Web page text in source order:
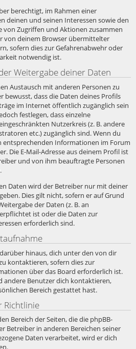
berechtigt, im Rahmen einer
deinen und seinen Interessen sowie den
von Zugriffen und Aktionen zusammen
von deinem Browser übermittelter
sofern dies zur Gefahrenabwehr oder
notwendig ist.
Weitergabe deiner Daten
Austausch mit anderen Personen zu
bewusst, dass die Daten deines Profils
im Internet öffentlich zugänglich sein
festlegen, dass einzelne
Nutzerkreis (z. B. andere
etc.) zugänglich sind. Wenn du
entsprechenden Informationen im Forum
Die E-Mail-Adresse aus deinem Profil ist
und von ihm beauftragte Personen
Daten wird der Betreiber nur mit deiner
Dies gilt nicht, sofern er auf Grund
der Daten (z. B. an
ist oder die Daten zur
erforderlich sind.
hinaus, dich unter den von dir
kontaktieren, sofern dies zur
über das Board erforderlich ist.
andere Benutzer dich kontaktieren,
Bereich gestattet hast.
Richtlinie
Bereich der Seiten, die die phpBB-
Betreiber in anderen Bereichen seiner
Daten verarbeitet, wird er dich